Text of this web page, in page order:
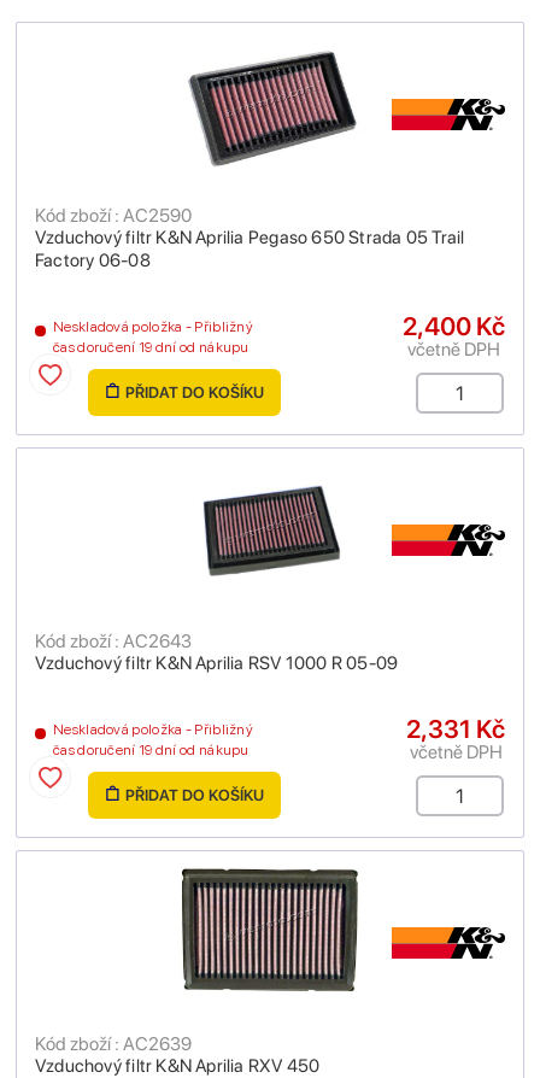
Vzduchový filtr K&N Aprilia Pegaso 650 Strada 05 Trail
Factory 06-08
Kód zboží : AC2590
Neskladová položka - Přibližný
čas doručení 19 dní od nákupu
2,400 Kč
včetně DPH
PŘIDAT DO KOŠÍKU
Vzduchový filtr K&N Aprilia RSV 1000 R 05-09
Kód zboží : AC2643
Neskladová položka - Přibližný
čas doručení 19 dní od nákupu
2,331 Kč
včetně DPH
PŘIDAT DO KOŠÍKU
Vzduchový filtr K&N Aprilia RXV 450
Kód zboží : AC2639